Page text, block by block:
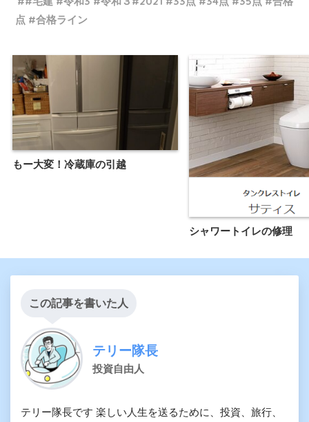
点 #合格ライン
もー大変！冷蔵庫の引越
シャワートイレの修理
この記事を書いた人
テリー隊長
投資自由人
テリー隊長です 楽しい人生を送るために、投資、旅行、